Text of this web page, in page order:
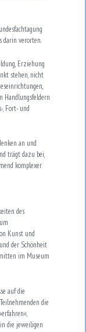
darin verorten.
Erziehung
stehen, nicht
Handlungsfeldern
, Fort- und
an und
trägt dazu bei,
komplexer
des
Kunst und
der Schönheit
im Museum
auf die
die
die jeweiligen